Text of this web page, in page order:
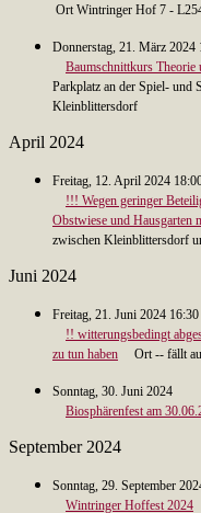
Ort Wintringer Hof 7 -
Donnerstag, 21. März 2024
Baumschnittkurs
Parkplatz an der Spiel- und
Kleinblittersdorf
April 2024
Freitag, 12. April 2024
!!! Wegen geringer
Obstwiese und Hausgarten
zwischen Kleinblittersdorf
Juni 2024
Freitag, 21. Juni 2024 16:30
!! witterungsbedingt
zu tun haben Ort -- fällt
Sonntag, 30. Juni 2024
Biosphärenfest am
September 2024
Sonntag, 29. September
Wintringer Hoffest 2024